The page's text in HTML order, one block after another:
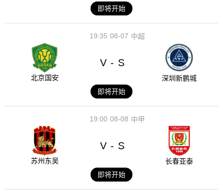
即将开始
08-07
19:35 中超
北京国安
V - S
深圳新鹏城
即将开始
08-08
19:00 中甲
苏州东吴
V - S
长春亚泰
即将开始